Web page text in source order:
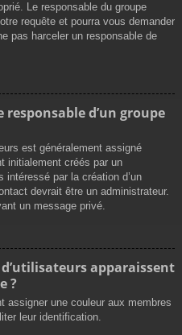
Le responsable du groupe
requête et pourra vous demander
pas harceler un responsable de
d’un groupe
est généralement assigné
initialement créés par un
par la création d’un
devrait être un administrateur.
un message privé.
apparaissent
?
assigner une couleur aux membres
leur identification.